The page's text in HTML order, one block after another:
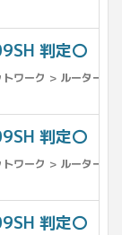
判定〇
ワーク > ルーター
判定〇
ワーク > ルーター
判定〇